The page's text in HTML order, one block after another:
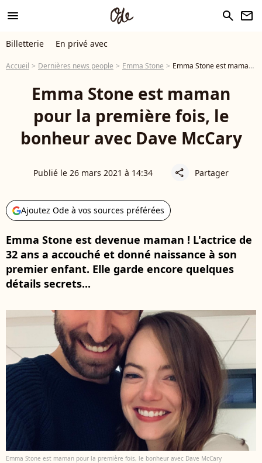
menu search newsletter
Billetterie En privé avec
Accueil Dernières news people Emma Stone Emma Stone est maman pour la première fois, le bonheur avec Dave McCary
Emma Stone est maman
pour la première fois, le
bonheur avec Dave McCary
Publié le 26 mars 2021 à 14:34 share Partager
Ajoutez Ode à vos sources préférées
Emma Stone est devenue maman ! L'actrice de
32 ans a accouché et donné naissance à son
premier enfant. Elle garde encore quelques
détails secrets...
Emma Stone est maman pour la première fois, le bonheur avec Dave McCary